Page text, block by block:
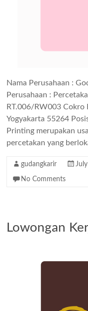
Nama Perusahaan :
Perusahaan :
RT.006/RW003 Cokro
Yogyakarta 55264
Printing merupakan
percetakan yang
gudangkarir
No Comments
Lowongan